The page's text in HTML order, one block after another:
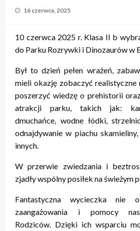
Opublikowane
16 czerwca, 2025
10 czerwca 2025 r. Klasa II b
do Parku Rozrywki i Dinozaurów w
Był to dzień pełen wrażeń,
mieli okazję zobaczyć realistyczne
poszerzyć wiedzę o prehistorii
atrakcji parku, takich jak:
dmuchańce, wodne łódki,
odnajdywanie w piachu
innych.
W przerwie zwiedzania i
zjadły wspólny posiłek na świeżym
Fantastyczna wycieczka nie
zaangażowania i pomocy
Rodziców. Dzięki ich wsparciu